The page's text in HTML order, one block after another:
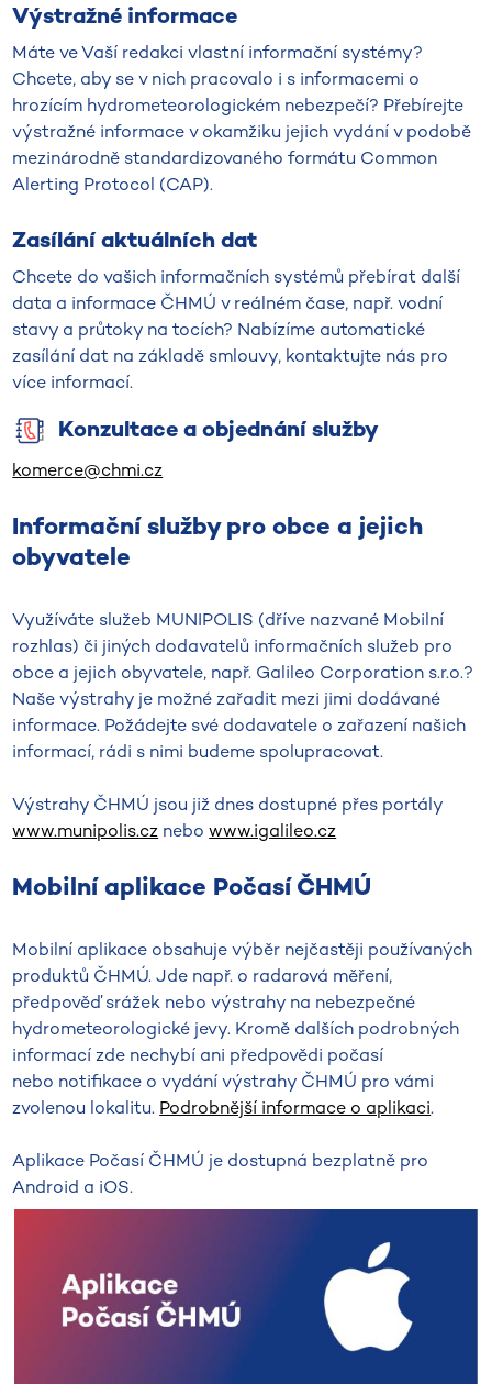
Výstražné informace
Máte ve Vaší redakci vlastní informační systémy?
Chcete, aby se v nich pracovalo i s informacemi o
hrozícím hydrometeorologickém nebezpečí? Přebírejte
výstražné informace v okamžiku jejich vydání v podobě
mezinárodně standardizovaného formátu Common
Alerting Protocol (CAP).
Zasílání aktuálních dat
Chcete do vašich informačních systémů přebírat další
data a informace ČHMÚ v reálném čase, např. vodní
stavy a průtoky na tocích? Nabízíme automatické
zasílání dat na základě smlouvy, kontaktujte nás pro
více informací.
Konzultace a objednání služby
komerce@chmi.cz
Informační služby pro obce a jejich
obyvatele
Využíváte služeb MUNIPOLIS (dříve nazvané Mobilní
rozhlas) či jiných dodavatelů informačních služeb pro
obce a jejich obyvatele, např. Galileo Corporation s.r.o.?
Naše výstrahy je možné zařadit mezi jimi dodávané
informace. Požádejte své dodavatele o zařazení našich
informací, rádi s nimi budeme spolupracovat.
Výstrahy ČHMÚ jsou již dnes dostupné přes portály
www.munipolis.cz nebowww.igalileo.cz
Mobilní aplikace Počasí ČHMÚ
Mobilní aplikace obsahuje výběr nejčastěji používaných
produktů ČHMÚ. Jde např. o radarová měření,
předpověď srážek nebo výstrahy na nebezpečné
hydrometeorologické jevy. Kromě dalších podrobných
informací zde nechybí ani předpovědi počasí
nebo notifikace o vydání výstrahy ČHMÚ pro vámi
zvolenou lokalitu. Podrobnější informace o aplikaci.
Aplikace Počasí ČHMÚ je dostupná bezplatně pro
Android a iOS.